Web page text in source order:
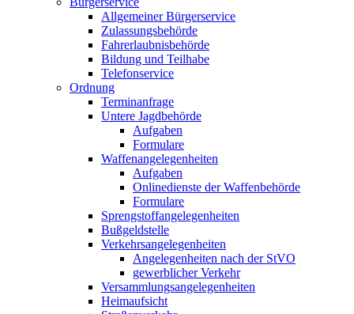
Allgemeiner Bürgerservice
Zulassungsbehörde
Fahrerlaubnisbehörde
Bildung und Teilhabe
Telefonservice
Ordnung
Terminanfrage
Untere Jagdbehörde
Aufgaben
Formulare
Waffenangelegenheiten
Aufgaben
Onlinedienste der Waffenbehörde
Formulare
Sprengstoff­angelegenheiten
Bußgeldstelle
Verkehrsangelegenheiten
Angelegenheiten nach der StVO
gewerblicher Verkehr
Versammlungs­angelegenheiten
Heimaufsicht